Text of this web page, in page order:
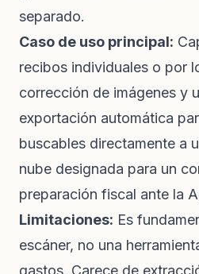
separado.
Caso de uso principal:
recibos individuales o por
corrección de imágenes y
exportación automática
buscables directamente a
nube designada para un
preparación fiscal ante la
Limitaciones: Es
escáner, no una
gastos. Carece de